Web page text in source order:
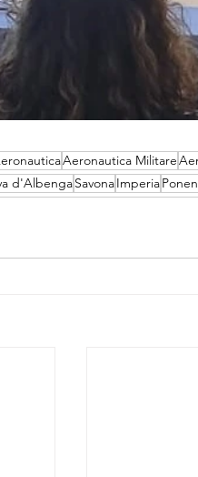
Aeronautica Militare
d'AlbengaSavonaImperia